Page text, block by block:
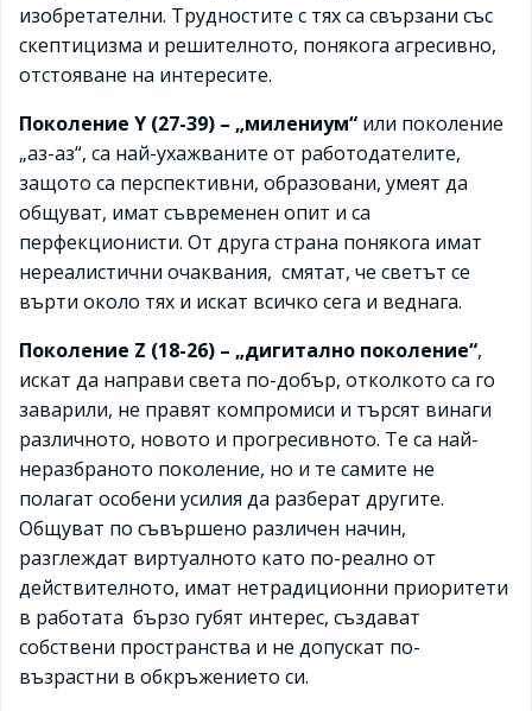
изобретателни. Трудностите с тях са свързани със
скептицизма и решителното, понякога агресивно,
отстояване на интересите.
Поколение Y (27-39) – „милениум“ или поколение
„аз-аз“, са най-ухажваните от работодателите,
защото са перспективни, образовани, умеят да
общуват, имат съвременен опит и са
перфекционисти. От друга страна понякога имат
нереалистични очаквания, смятат, че светът се
върти около тях и искат всичко сега и веднага.
Поколение Z (18-26) – „дигитално поколение“,
искат да направи света по-добър, отколкото са го
заварили, не правят компромиси и търсят винаги
различното, новото и прогресивното. Те са най-
неразбраното поколение, но и те самите не
полагат особени усилия да разберат другите.
Общуват по съвършено различен начин,
разглеждат виртуалното като по-реално от
действителното, имат нетрадиционни приоритети
в работата бързо губят интерес, създават
собствени пространства и не допускат по-
възрастни в обкръжението си.